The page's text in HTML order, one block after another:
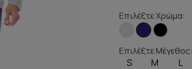
Επιλέξτε Χρώμα:
Επιλέξτε Μέγεθος:
S M L